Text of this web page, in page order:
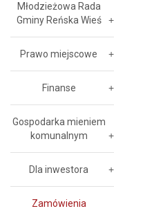
Młodzieżowa Rada
Gminy Reńska Wieś
Prawo miejscowe
Finanse
Gospodarka mieniem
komunalnym
Dla inwestora
Zamówienia